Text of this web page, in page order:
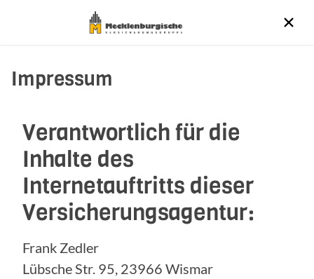
Impressum
Verantwortlich für die
Inhalte des
Internetauftritts dieser
Versicherungsagentur:
Frank Zedler
Lübsche Str. 95, 23966 Wismar